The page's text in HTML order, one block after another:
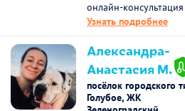
онлайн-
Узнать подробнее
Александра-
Анастасия М.
посёлок городского
Голубое, ЖК